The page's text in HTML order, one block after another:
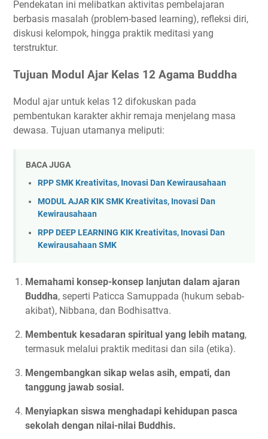
Pendekatan ini melibatkan aktivitas pembelajaran
berbasis masalah (problem-based learning), refleksi diri,
diskusi kelompok, hingga praktik meditasi yang
terstruktur.
Tujuan Modul Ajar Kelas 12 Agama Buddha
Modul ajar untuk kelas 12 difokuskan pada
pembentukan karakter akhir remaja menjelang masa
dewasa. Tujuan utamanya meliputi:
BACA JUGA
RPP SMK Kreativitas, Inovasi Dan Kewirausahaan
MODUL AJAR KIK SMK Kreativitas, Inovasi Dan
Kewirausahaan
RPP DEEP LEARNING KIK Kreativitas, Inovasi Dan
Kewirausahaan SMK
Memahami konsep-konsep lanjutan dalam ajaran
Buddha, seperti Paticca Samuppada (hukum sebab-
akibat), Nibbana, dan Bodhisattva.
Membentuk kesadaran spiritual yang lebih matang,
termasuk melalui praktik meditasi dan sila (etika).
Mengembangkan sikap welas asih, empati, dan
tanggung jawab sosial.
Menyiapkan siswa menghadapi kehidupan pasca
sekolah dengan nilai-nilai Buddhis.